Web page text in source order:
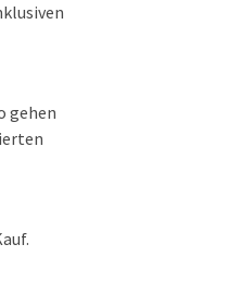
gehen